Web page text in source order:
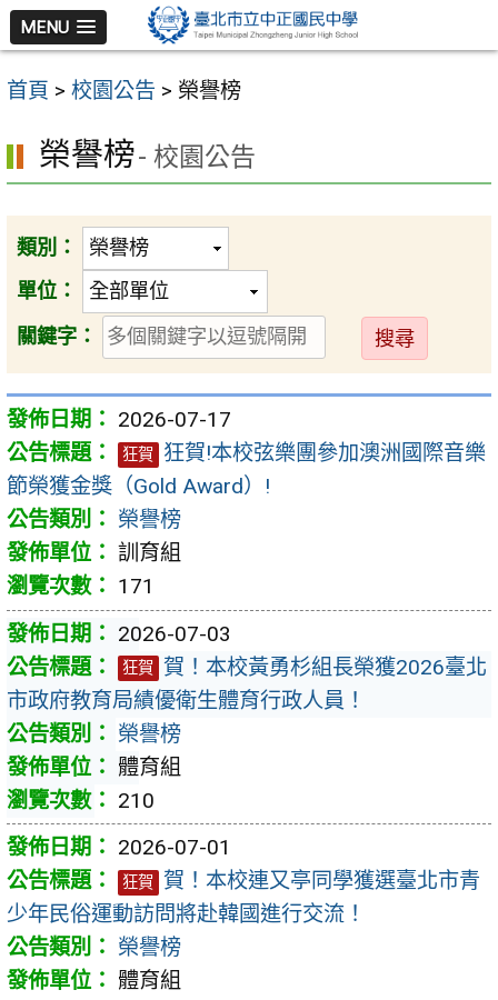
跳
至
主
內
容
區
MENU
首頁 > 校園公告 > 榮譽榜
榮譽榜- 校園公告
類別：
單位：
關鍵字：
送
出
2026-07-17
狂賀
狂賀!本校弦樂團參加澳洲國際音樂
節榮獲金獎（Gold Award）!
榮譽榜
訓育組
171
2026-07-03
狂賀 賀！本校黃勇杉組長榮獲2026臺北
市政府教育局績優衛生體育行政人員！
榮譽榜
體育組
210
2026-07-01
狂賀 賀！本校連又亭同學獲選臺北市青
少年民俗運動訪問將赴韓國進行交流！
榮譽榜
體育組